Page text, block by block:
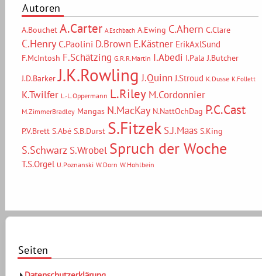
Autoren
A.Bouchet A.Carter A.Eschbach A.Ewing C.Ahern C.Clare
C.Henry C.Paolini D.Brown E.Kästner ErikAxlSund
F.McIntosh F.Schätzing G.R.R.Martin I.Abedi I.Pala J.Butcher
J.D.Barker J.K.Rowling J.Quinn J.Stroud K.Dusse K.Follett
K.Twilfer L.-L.Oppermann L.Riley M.Cordonnier
M.ZimmerBradley Mangas N.MacKay N.NattOchDag P.C.Cast
P.V.Brett S.Abé S.B.Durst S.Fitzek S.J.Maas S.King
S.Schwarz S.Wrobel Spruch der Woche
T.S.Orgel U.Poznanski W.Dorn W.Hohlbein
Seiten